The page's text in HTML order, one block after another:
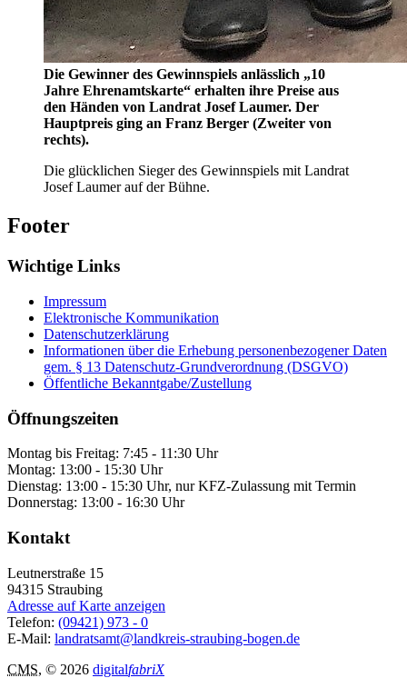
Die Gewinner des Gewinnspiels anlässlich „10
Jahre Ehrenamtskarte“ erhalten ihre Preise aus
den Händen von Landrat Josef Laumer. Der
Hauptpreis ging an Franz Berger (Zweiter von
rechts).
Die glücklichen Sieger des Gewinnspiels mit Landrat
Josef Laumer auf der Bühne.
Footer
Wichtige Links
Impressum
Elektronische Kommunikation
Datenschutzerklärung
Informationen über die Erhebung personenbezogener Daten
gem. § 13 Datenschutz-Grundverordnung (DSGVO)
Öffentliche Bekanntgabe/Zustellung
Öffnungszeiten
Montag bis Freitag: 7:45 - 11:30 Uhr
Montag: 13:00 - 15:30 Uhr
Dienstag: 13:00 - 15:30 Uhr, nur KFZ-Zulassung mit Termin
Donnerstag: 13:00 - 16:30 Uhr
Kontakt
Leutnerstraße 15
94315 Straubing
Adresse auf Karte anzeigen
Telefon: (09421) 973 - 0
E-Mail: landratsamt@landkreis-straubing-bogen.de
CMS, © 2026 digitalfabriX